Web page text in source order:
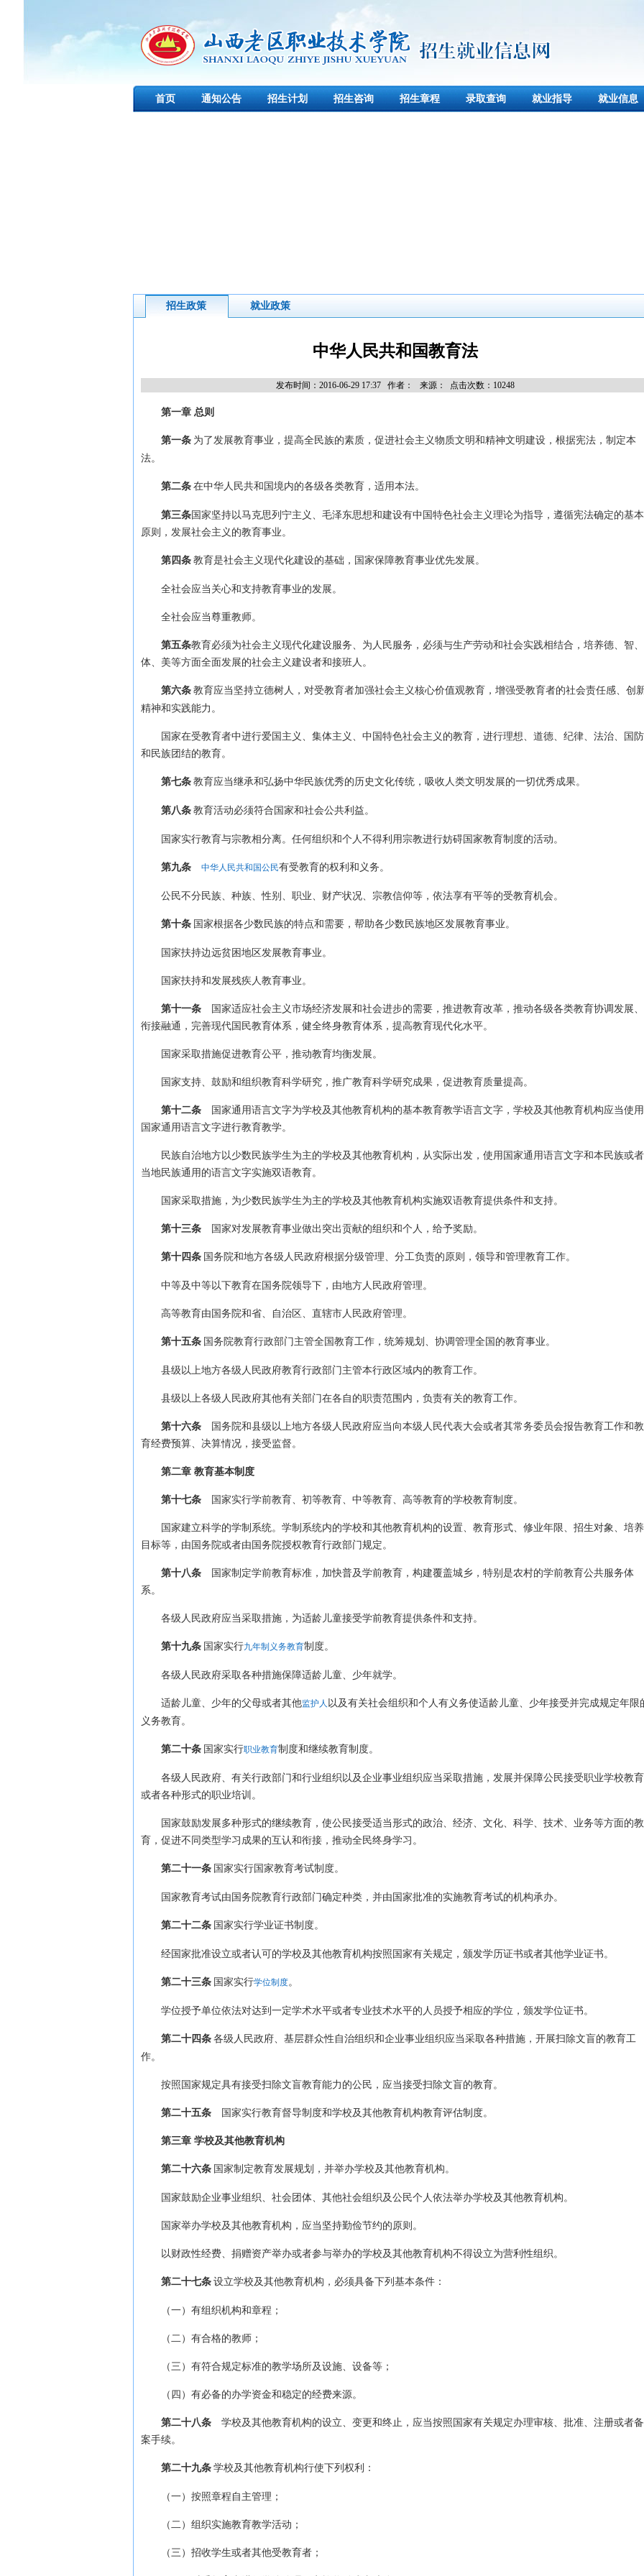
首页 通知公告 招生计划 招生咨询 招生章程 录取查询 就业指导 就业信息
招生政策 就业政策
中华人民共和国教育法
发布时间：2016-06-29 17:37 作者： 来源： 点击次数：10248
第一章 总则
第一条 为了发展教育事业，提高全民族的素质，促进社会主义物质文明和精神文明建设，根据宪法，制定本
法。
第二条 在中华人民共和国境内的各级各类教育，适用本法。
第三条国家坚持以马克思列宁主义、毛泽东思想和建设有中国特色社会主义理论为指导，遵循宪法确定的基本
原则，发展社会主义的教育事业。
第四条 教育是社会主义现代化建设的基础，国家保障教育事业优先发展。
全社会应当关心和支持教育事业的发展。
全社会应当尊重教师。
第五条教育必须为社会主义现代化建设服务、为人民服务，必须与生产劳动和社会实践相结合，培养德、智、
体、美等方面全面发展的社会主义建设者和接班人。
第六条 教育应当坚持立德树人，对受教育者加强社会主义核心价值观教育，增强受教育者的社会责任感、创
精神和实践能力。
国家在受教育者中进行爱国主义、集体主义、中国特色社会主义的教育，进行理想、道德、纪律、法治、国防
和民族团结的教育。
第七条 教育应当继承和弘扬中华民族优秀的历史文化传统，吸收人类文明发展的一切优秀成果。
第八条 教育活动必须符合国家和社会公共利益。
国家实行教育与宗教相分离。任何组织和个人不得利用宗教进行妨碍国家教育制度的活动。
第九条 中华人民共和国公民有受教育的权利和义务。
公民不分民族、种族、性别、职业、财产状况、宗教信仰等，依法享有平等的受教育机会。
第十条 国家根据各少数民族的特点和需要，帮助各少数民族地区发展教育事业。
国家扶持边远贫困地区发展教育事业。
国家扶持和发展残疾人教育事业。
第十一条国家适应社会主义市场经济发展和社会进步的需要，推进教育改革，推动各级各类教育协调发展、
衔接融通，完善现代国民教育体系，健全终身教育体系，提高教育现代化水平。
国家采取措施促进教育公平，推动教育均衡发展。
国家支持、鼓励和组织教育科学研究，推广教育科学研究成果，促进教育质量提高。
第十二条国家通用语言文字为学校及其他教育机构的基本教育教学语言文字，学校及其他教育机构应当使用
国家通用语言文字进行教育教学。
民族自治地方以少数民族学生为主的学校及其他教育机构，从实际出发，使用国家通用语言文字和本民族或者
当地民族通用的语言文字实施双语教育。
国家采取措施，为少数民族学生为主的学校及其他教育机构实施双语教育提供条件和支持。
第十三条国家对发展教育事业做出突出贡献的组织和个人，给予奖励。
第十四条 国务院和地方各级人民政府根据分级管理、分工负责的原则，领导和管理教育工作。
中等及中等以下教育在国务院领导下，由地方人民政府管理。
高等教育由国务院和省、自治区、直辖市人民政府管理。
第十五条 国务院教育行政部门主管全国教育工作，统筹规划、协调管理全国的教育事业。
县级以上地方各级人民政府教育行政部门主管本行政区域内的教育工作。
县级以上各级人民政府其他有关部门在各自的职责范围内，负责有关的教育工作。
第十六条国务院和县级以上地方各级人民政府应当向本级人民代表大会或者其常务委员会报告教育工作和教
育经费预算、决算情况，接受监督。
第二章 教育基本制度
第十七条国家实行学前教育、初等教育、中等教育、高等教育的学校教育制度。
国家建立科学的学制系统。学制系统内的学校和其他教育机构的设置、教育形式、修业年限、招生对象、培养
目标等，由国务院或者由国务院授权教育行政部门规定。
第十八条国家制定学前教育标准，加快普及学前教育，构建覆盖城乡，特别是农村的学前教育公共服务体
系。
各级人民政府应当采取措施，为适龄儿童接受学前教育提供条件和支持。
第十九条 国家实行九年制义务教育制度。
各级人民政府采取各种措施保障适龄儿童、少年就学。
适龄儿童、少年的父母或者其他监护人 以及有关社会组织和个人有义务使适龄儿童、少年接受并完成规定年限
义务教育。
第二十条 国家实行职业教育制度和继续教育制度。
各级人民政府、有关行政部门和行业组织以及企业事业组织应当采取措施，发展并保障公民接受职业学校教育
或者各种形式的职业培训。
国家鼓励发展多种形式的继续教育，使公民接受适当形式的政治、经济、文化、科学、技术、业务等方面的教
育，促进不同类型学习成果的互认和衔接，推动全民终身学习。
第二十一条 国家实行国家教育考试制度。
国家教育考试由国务院教育行政部门确定种类，并由国家批准的实施教育考试的机构承办。
第二十二条 国家实行学业证书制度。
经国家批准设立或者认可的学校及其他教育机构按照国家有关规定，颁发学历证书或者其他学业证书。
第二十三条 国家实行学位制度。
学位授予单位依法对达到一定学术水平或者专业技术水平的人员授予相应的学位，颁发学位证书。
第二十四条 各级人民政府、基层群众性自治组织和企业事业组织应当采取各种措施，开展扫除文盲的教育工
作。
按照国家规定具有接受扫除文盲教育能力的公民，应当接受扫除文盲的教育。
第二十五条国家实行教育督导制度和学校及其他教育机构教育评估制度。
第三章 学校及其他教育机构
第二十六条 国家制定教育发展规划，并举办学校及其他教育机构。
国家鼓励企业事业组织、社会团体、其他社会组织及公民个人依法举办学校及其他教育机构。
国家举办学校及其他教育机构，应当坚持勤俭节约的原则。
以财政性经费、捐赠资产举办或者参与举办的学校及其他教育机构不得设立为营利性组织。
第二十七条 设立学校及其他教育机构，必须具备下列基本条件：
（一）有组织机构和章程；
（二）有合格的教师；
（三）有符合规定标准的教学场所及设施、设备等；
（四）有必备的办学资金和稳定的经费来源。
第二十八条学校及其他教育机构的设立、变更和终止，应当按照国家有关规定办理审核、批准、注册或者备
案手续。
第二十九条 学校及其他教育机构行使下列权利：
（一）按照章程自主管理；
（二）组织实施教育教学活动；
（三）招收学生或者其他受教育者；